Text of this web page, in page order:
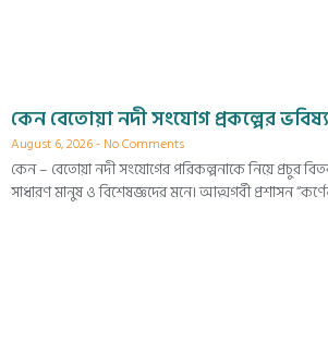
কেন বেতোয়া নদী সংযোগ প্রকল্পের
August 6, 2026 No Comments
কেন – বেতোয়া নদী সংযোগের পরিকল্পনাকে নিয়ে প্রচুর
সাধারণ মানুষ ও বিশেষজ্ঞদের মনে। আত্মগর্বী প্রশাসন